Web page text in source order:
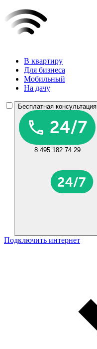
В квартиру
Для бизнеса
Мобильный
На дачу
Бесплатная консультация
8 495 182 74 29
Подключить интернет